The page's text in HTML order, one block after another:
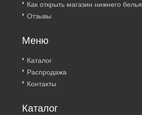
Как открыть магазин нижнего белья
Отзывы
Меню
Каталог
Распродажа
Контакты
Каталог